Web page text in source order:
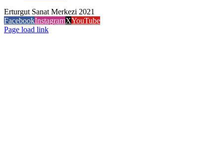
Erturgut Sanat Merkezi 2021
FacebookInstagramXYouTube
Page load link